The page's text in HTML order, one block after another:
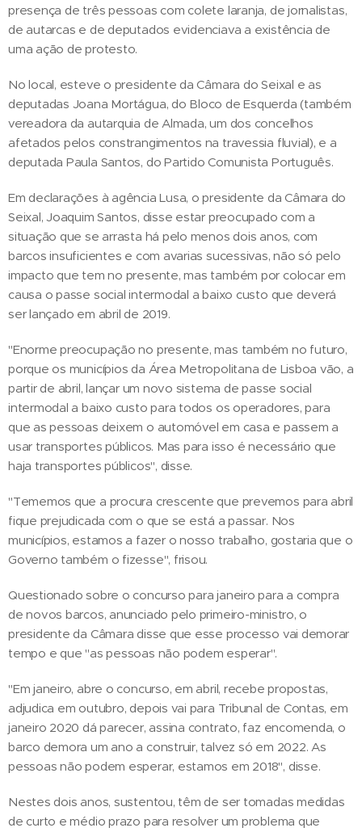
presença de três pessoas com colete laranja, de jornalistas,
de autarcas e de deputados evidenciava a existência de
uma ação de protesto.
No local, esteve o presidente da Câmara do Seixal e as
deputadas Joana Mortágua, do Bloco de Esquerda (também
vereadora da autarquia de Almada, um dos concelhos
afetados pelos constrangimentos na travessia fluvial), e a
deputada Paula Santos, do Partido Comunista Português.
Em declarações à agência Lusa, o presidente da Câmara do
Seixal, Joaquim Santos, disse estar preocupado com a
situação que se arrasta há pelo menos dois anos, com
barcos insuficientes e com avarias sucessivas, não só pelo
impacto que tem no presente, mas também por colocar em
causa o passe social intermodal a baixo custo que deverá
ser lançado em abril de 2019.
"Enorme preocupação no presente, mas também no futuro,
porque os municípios da Área Metropolitana de Lisboa vão, a
partir de abril, lançar um novo sistema de passe social
intermodal a baixo custo para todos os operadores, para
que as pessoas deixem o automóvel em casa e passem a
usar transportes públicos. Mas para isso é necessário que
haja transportes públicos", disse.
"Tememos que a procura crescente que prevemos para abril
fique prejudicada com o que se está a passar. Nos
municípios, estamos a fazer o nosso trabalho, gostaria que o
Governo também o fizesse", frisou.
Questionado sobre o concurso para janeiro para a compra
de novos barcos, anunciado pelo primeiro-ministro, o
presidente da Câmara disse que esse processo vai demorar
tempo e que "as pessoas não podem esperar".
"Em janeiro, abre o concurso, em abril, recebe propostas,
adjudica em outubro, depois vai para Tribunal de Contas, em
janeiro 2020 dá parecer, assina contrato, faz encomenda, o
barco demora um ano a construir, talvez só em 2022. As
pessoas não podem esperar, estamos em 2018", disse.
Nestes dois anos, sustentou, têm de ser tomadas medidas
de curto e médio prazo para resolver um problema que